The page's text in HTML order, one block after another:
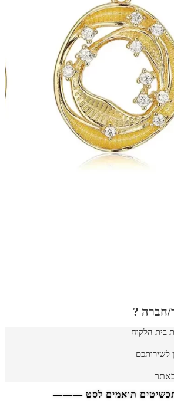
חברה ?
בית הלקוח
לשירותכם
תואמים לסט ———